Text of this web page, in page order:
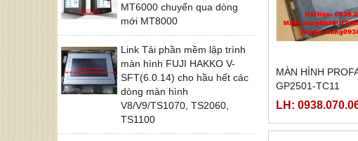
MT6000 chuyển qua dòng
mới MT8000
Link Tải phần mềm lập trình
màn hình FUJI HAKKO V-
SFT(6.0.14) cho hầu hết các
dòng màn hình
V8/V9/TS1070, TS2060,
TS1100
MÀN HÌNH
GP2501-TC11
LH: